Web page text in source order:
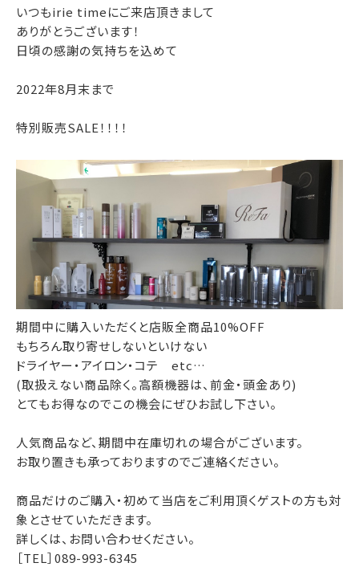
いつもirie timeにご来店頂きまして
ありがとうございます！
日頃の感謝の気持ちを込めて
2022年8月末まで
特別販売SALE！！！！
期間中に購入いただくと店販全商品10%OFF
もちろん取り寄せしないといけない
ドライヤー・アイロン・コテ etc…
(取扱えない商品除く。高額機器は、前金・頭金あり)
とてもお得なのでこの機会にぜひお試し下さい。
人気商品など、期間中在庫切れの場合がございます。
お取り置きも承っておりますのでご連絡ください。
商品だけのご購入・初めて当店をご利用頂くゲストの方も対
象とさせていただきます。
詳しくは、お問い合わせください。
［TEL］089-993-6345